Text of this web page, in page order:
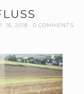
16, 2018 0 COMMENTS